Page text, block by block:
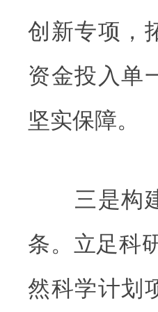
创新专项，
资金投入单
坚实保障。
三是构建
条。立足科
然科学计划